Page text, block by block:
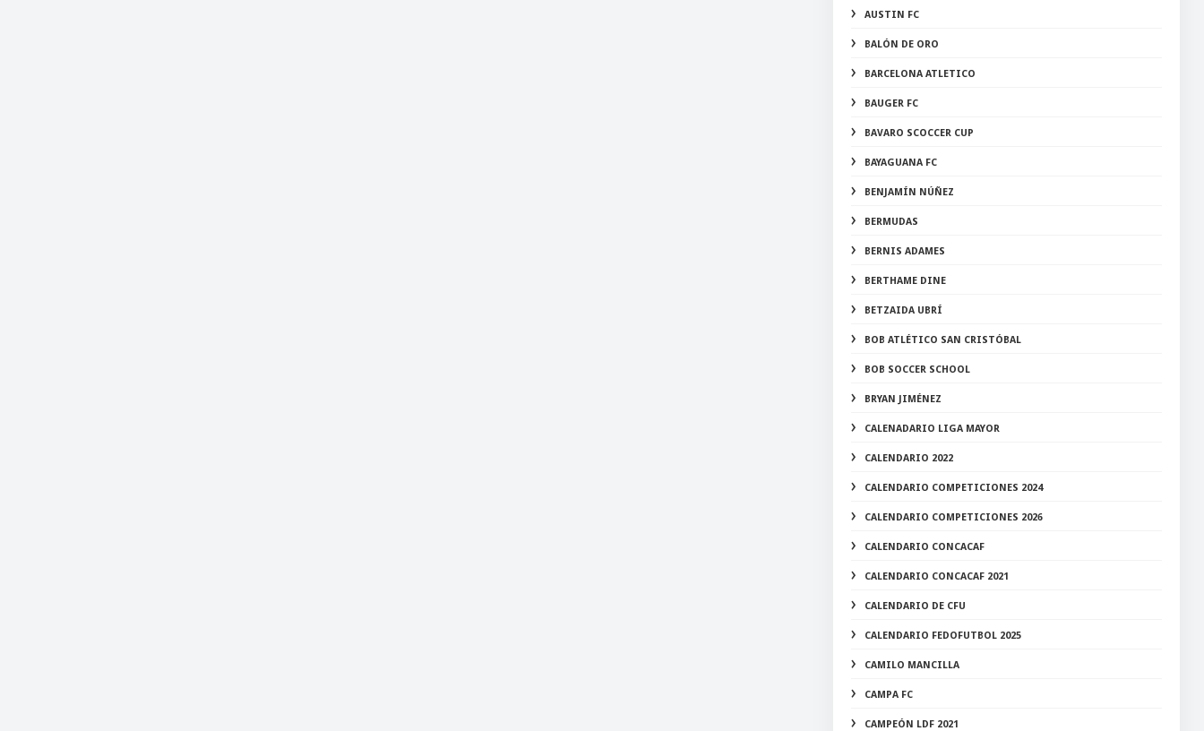
AUSTIN FC
BALÓN DE ORO
BARCELONA ATLETICO
BAUGER FC
BAVARO SCOCCER CUP
BAYAGUANA FC
BENJAMÍN NÚÑEZ
BERMUDAS
BERNIS ADAMES
BERTHAME DINE
BETZAIDA UBRÍ
BOB ATLÉTICO SAN CRISTÓBAL
BOB SOCCER SCHOOL
BRYAN JIMÉNEZ
CALENADARIO LIGA MAYOR
CALENDARIO 2022
CALENDARIO COMPETICIONES 2024
CALENDARIO COMPETICIONES 2026
CALENDARIO CONCACAF
CALENDARIO CONCACAF 2021
CALENDARIO DE CFU
CALENDARIO FEDOFUTBOL 2025
CAMILO MANCILLA
CAMPA FC
CAMPEÓN LDF 2021